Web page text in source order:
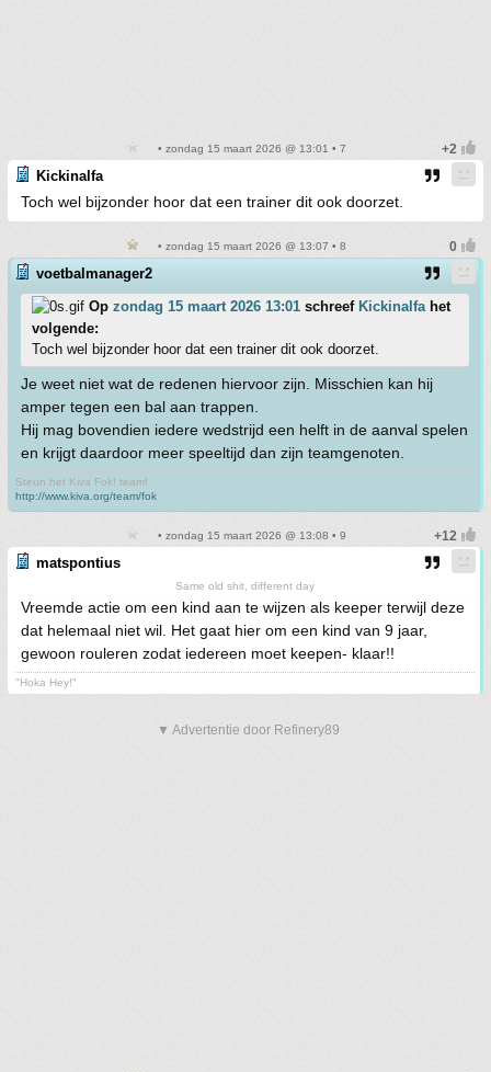
• zondag 15 maart 2026 @ 13:01 • 7
Kickinalfa
Toch wel bijzonder hoor dat een trainer dit ook doorzet.
• zondag 15 maart 2026 @ 13:07 • 8
voetbalmanager2
Op zondag 15 maart 2026 13:01 schreef Kickinalfahet
volgende:
Toch wel bijzonder hoor dat een trainer dit ook doorzet.
Je weet niet wat de redenen hiervoor zijn. Misschien kan hij
amper tegen een bal aan trappen.
Hij mag bovendien iedere wedstrijd een helft in de aanval spelen
en krijgt daardoor meer speeltijd dan zijn teamgenoten.
Steun het Kiva Fok! team!
http://www.kiva.org/team/fok
• zondag 15 maart 2026 @ 13:08 • 9
matspontius
Same old shit, different day
Vreemde actie om een kind aan te wijzen als keeper terwijl deze
dat helemaal niet wil. Het gaat hier om een kind van 9 jaar,
gewoon rouleren zodat iedereen moet keepen- klaar!!
"Hoka Hey!"
▼ Advertentie door Refinery89